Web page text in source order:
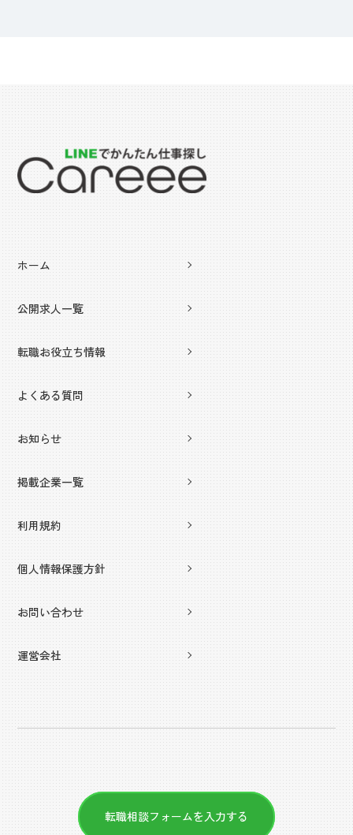
ホーム
公開求人一覧
転職お役立ち情報
よくある質問
お知らせ
掲載企業一覧
利用規約
個人情報保護方針
お問い合わせ
運営会社
転職相談フォームを入力する